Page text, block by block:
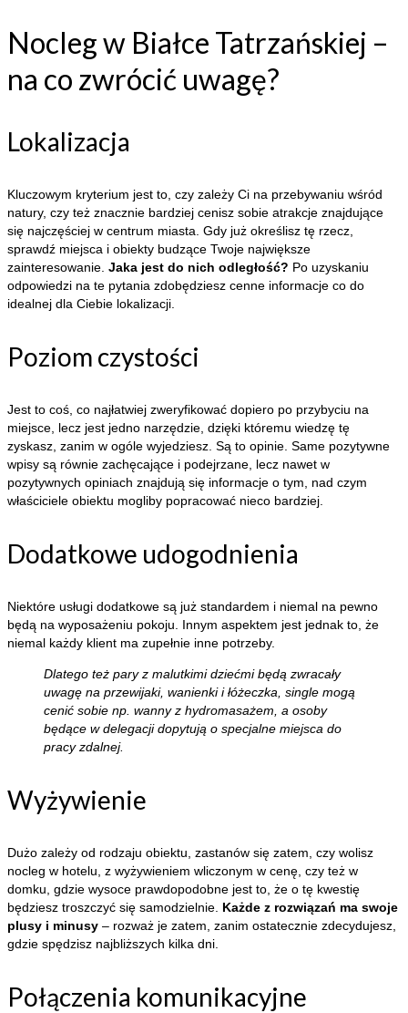
Nocleg w Białce Tatrzańskiej –
na co zwrócić uwagę?
Lokalizacja
Kluczowym kryterium jest to, czy zależy Ci na przebywaniu wśród
natury, czy też znacznie bardziej cenisz sobie atrakcje znajdujące
się najczęściej w centrum miasta. Gdy już określisz tę rzecz,
sprawdź miejsca i obiekty budzące Twoje największe
zainteresowanie. Jaka jest do nich odległość? Po uzyskaniu
odpowiedzi na te pytania zdobędziesz cenne informacje co do
idealnej dla Ciebie lokalizacji.
Poziom czystości
Jest to coś, co najłatwiej zweryfikować dopiero po przybyciu na
miejsce, lecz jest jedno narzędzie, dzięki któremu wiedzę tę
zyskasz, zanim w ogóle wyjedziesz. Są to opinie. Same pozytywne
wpisy są równie zachęcające i podejrzane, lecz nawet w
pozytywnych opiniach znajdują się informacje o tym, nad czym
właściciele obiektu mogliby popracować nieco bardziej.
Dodatkowe udogodnienia
Niektóre usługi dodatkowe są już standardem i niemal na pewno
będą na wyposażeniu pokoju. Innym aspektem jest jednak to, że
niemal każdy klient ma zupełnie inne potrzeby.
Dlatego też pary z malutkimi dziećmi będą zwracały
uwagę na przewijaki, wanienki i łóżeczka, single mogą
cenić sobie np. wanny z hydromasażem, a osoby
będące w delegacji dopytują o specjalne miejsca do
pracy zdalnej.
Wyżywienie
Dużo zależy od rodzaju obiektu, zastanów się zatem, czy wolisz
nocleg w hotelu, z wyżywieniem wliczonym w cenę, czy też w
domku, gdzie wysoce prawdopodobne jest to, że o tę kwestię
będziesz troszczyć się samodzielnie. Każde z rozwiązań ma swoje
plusy i minusy – rozważ je zatem, zanim ostatecznie zdecydujesz,
gdzie spędzisz najbliższych kilka dni.
Połączenia komunikacyjne